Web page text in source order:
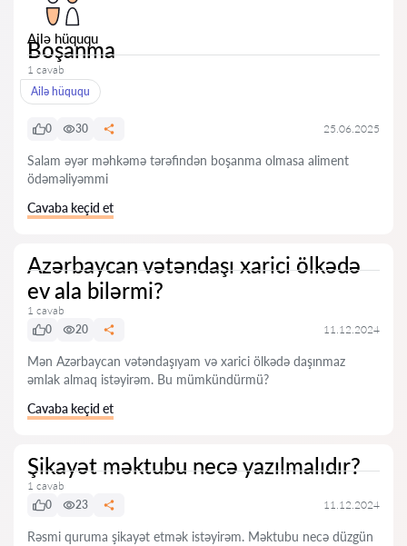
Ailə hüququ
Boşanma
1 cavab
Ailə hüququ
0 30 25.06.2025
Salam əyər məhkəmə tərəfindən boşanma olmasa aliment
ödəməliyəmmi
Cavaba keçid et
Azərbaycan vətəndaşı xarici ölkədə
ev ala bilərmi?
1 cavab
0
20 11.12.2024
Mən Azərbaycan vətəndaşıyam və xarici ölkədə daşınmaz
əmlak almaq istəyirəm. Bu mümkündürmü?
Cavaba keçid et
Şikayət məktubu necə yazılmalıdır?
1 cavab
0
23 11.12.2024
Rəsmi quruma şikayət etmək istəyirəm. Məktubu necə düzgün